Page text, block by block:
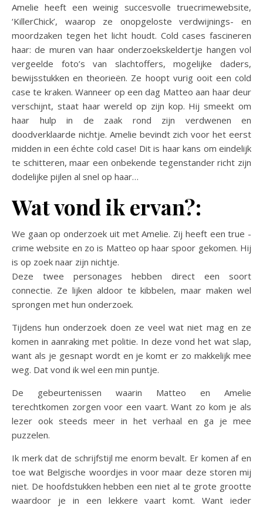
Amelie heeft een weinig succesvolle truecrimewebsite,
‘KillerChick’, waarop ze onopgeloste verdwijnings- en
moordzaken tegen het licht houdt. Cold cases fascineren
haar: de muren van haar onderzoekskeldertje hangen vol
vergeelde foto’s van slachtoffers, mogelijke daders,
bewijsstukken en theorieën. Ze hoopt vurig ooit een cold
case te kraken. Wanneer op een dag Matteo aan haar deur
verschijnt, staat haar wereld op zijn kop. Hij smeekt om
haar hulp in de zaak rond zijn verdwenen en
doodverklaarde nichtje. Amelie bevindt zich voor het eerst
midden in een échte cold case! Dit is haar kans om eindelijk
te schitteren, maar een onbekende tegenstander richt zijn
dodelijke pijlen al snel op haar…
Wat vond ik ervan?:
We gaan op onderzoek uit met Amelie. Zij heeft een true -
crime website en zo is Matteo op haar spoor gekomen. Hij
is op zoek naar zijn nichtje.
Deze twee personages hebben direct een soort
connectie. Ze lijken aldoor te kibbelen, maar maken wel
sprongen met hun onderzoek.
Tijdens hun onderzoek doen ze veel wat niet mag en ze
komen in aanraking met politie. In deze vond het wat slap,
want als je gesnapt wordt en je komt er zo makkelijk mee
weg. Dat vond ik wel een min puntje.
De gebeurtenissen waarin Matteo en Amelie
terechtkomen zorgen voor een vaart. Want zo kom je als
lezer ook steeds meer in het verhaal en ga je mee
puzzelen.
Ik merk dat de schrijfstijl me enorm bevalt. Er komen af en
toe wat Belgische woordjes in voor maar deze storen mij
niet. De hoofdstukken hebben een niet al te grote grootte
waardoor je in een lekkere vaart komt. Want ieder